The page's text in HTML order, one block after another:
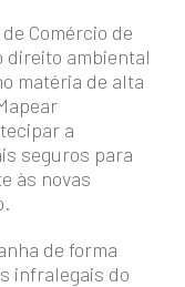
Comércio de
direito ambiental
matéria de alta
a
seguros para
às novas
de forma
infralegais do